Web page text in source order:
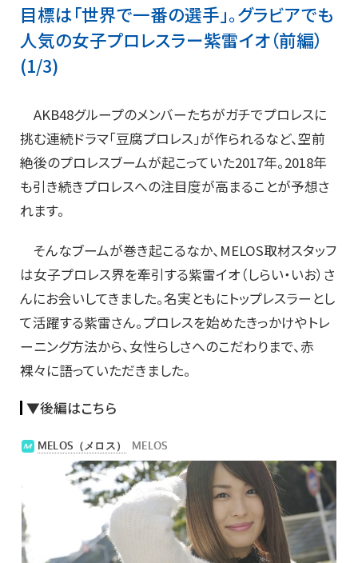
目標は「世界で一番の選手」。グラビアでも
人気の女子プロレスラー紫雷イオ（前編）
(1/3)
AKB48グループのメンバーたちがガチでプロレスに
挑む連続ドラマ「豆腐プロレス」が作られるなど、空前
絶後のプロレスブームが起こっていた2017年。2018年
も引き続きプロレスへの注目度が高まることが予想さ
れます。
そんなブームが巻き起こるなか、MELOS取材スタッフ
は女子プロレス界を牽引する紫雷イオ（しらい・いお）さ
んにお会いしてきました。名実ともにトップレスラーとし
て活躍する紫雷さん。プロレスを始めたきっかけやトレ
ーニング方法から、女性らしさへのこだわりまで、赤
裸々に語っていただきました。
▼後編はこちら